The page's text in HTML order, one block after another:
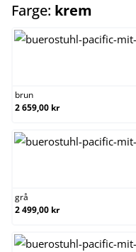
Farge: krem
brun
2 659,00 kr
grå
2 499,00 kr